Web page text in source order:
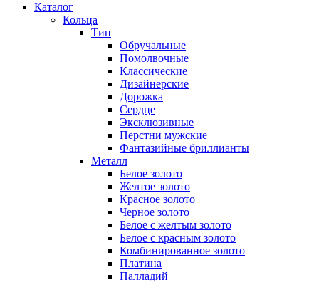
Каталог
Кольца
Тип
Обручальные
Помолвочные
Классические
Дизайнерские
Дорожка
Сердце
Эксклюзивные
Перстни мужские
Фантазийные бриллианты
Металл
Белое золото
Желтое золото
Красное золото
Черное золото
Белое с желтым золото
Белое с красным золото
Комбинированное золото
Платина
Палладий